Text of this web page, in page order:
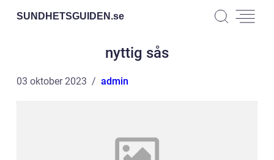
SUNDHETSGUIDEN.se
nyttig sås
03 oktober 2023 admin